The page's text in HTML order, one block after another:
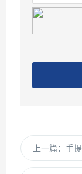
上一篇： 手